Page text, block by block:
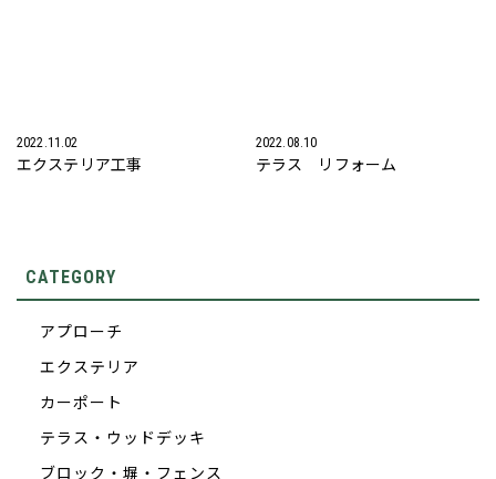
2022.11.02
エクステリア工事
2022.08.10
テラス リフォーム
CATEGORY
アプローチ
エクステリア
カーポート
テラス・ウッドデッキ
ブロック・塀・フェンス